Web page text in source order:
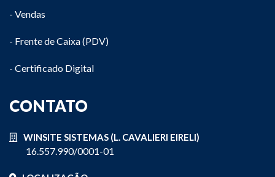
- Vendas
- Frente de Caixa (PDV)
- Certificado Digital
CONTATO
WINSITE SISTEMAS (L. CAVALIERI EIRELI)
16.557.990/0001-01